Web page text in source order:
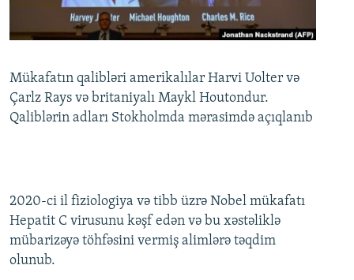
İNFOQRAFIKA
KARIKATURA
AZƏRBAYCAN ƏDƏBIYYATI KITABXANASI
İSLAM VƏ DEMOKRATIYA
İZ - MƏDƏNIYYƏT PROQRAMI
MISSIYAMIZ
PEŞƏ ETIKASI VƏ JURNALISTIKA STANDARTLARIMIZ
MATERIALLARIMIZDAN ISTIFADƏ
AZADLIQRADIOSU MOBIL TELEFONUNUZDA
RFE/RL-in bütün saytları
Mükafatın qalibləri amerikalılar Harvi Uolter və
Çarlz Rays və britaniyalı Maykl Houtondur.
Qaliblərin adları Stokholmda mərasimdə açıqlanıb
2020-ci il fiziologiya və tibb üzrə Nobel mükafatı
Hepatit C virusunu kəşf edən və bu xəstəliklə
mübarizəyə töhfəsini vermiş alimlərə təqdim
olunub.